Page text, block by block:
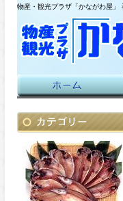
物産・観光プラザ「かながわ屋